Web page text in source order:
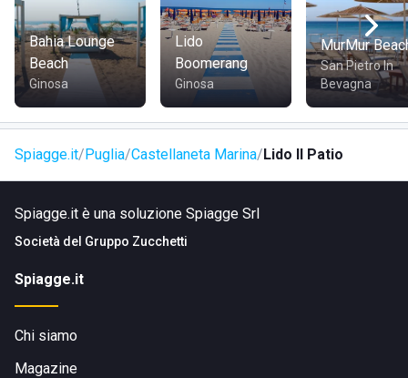
Bahia Lounge
Beach
Ginosa
Lido
Boomerang
Ginosa
MurMur
San Pietro In
Bevagna
Spiagge.it Puglia Castellaneta Marina Lido Il Patio
Spiagge.it è una soluzione Spiagge Srl
Società del Gruppo Zucchetti
Spiagge.it
Chi siamo
Magazine